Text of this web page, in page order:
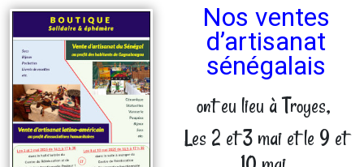
Nos ventes
d’artisanat
sénégalais
ont eu lieu à Troyes,
Les 2 et 3 mai et le 9 et